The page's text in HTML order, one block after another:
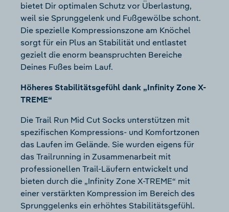
bietet Dir optimalen Schutz vor Überlastung,
weil sie Sprunggelenk und Fußgewölbe schont.
Die spezielle Kompressionszone am Knöchel
sorgt für ein Plus an Stabilität und entlastet
gezielt die enorm beanspruchten Bereiche
Deines Fußes beim Lauf.
Höheres Stabilitätsgefühl dank „Infinity Zone X-
TREME“
Die Trail Run Mid Cut Socks unterstützen mit
spezifischen Kompressions- und Komfortzonen
das Laufen im Gelände. Sie wurden eigens für
das Trailrunning in Zusammenarbeit mit
professionellen Trail-Läufern entwickelt und
bieten durch die „Infinity Zone X-TREME“ mit
einer verstärkten Kompression im Bereich des
Sprunggelenks ein erhöhtes Stabilitätsgefühl.